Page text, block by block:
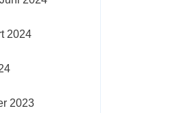
2024
2023